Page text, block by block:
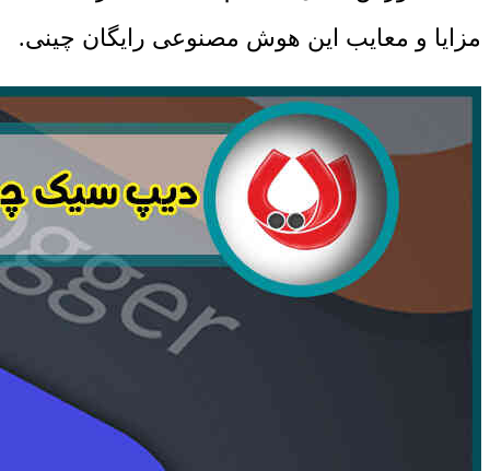
مزایا و معایب این هوش مصنوعی رایگان چینی.